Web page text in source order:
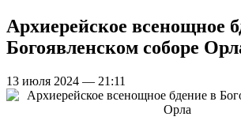
Архиерейское всенощное
Богоявленском соборе
13 июля 2024 — 21:11